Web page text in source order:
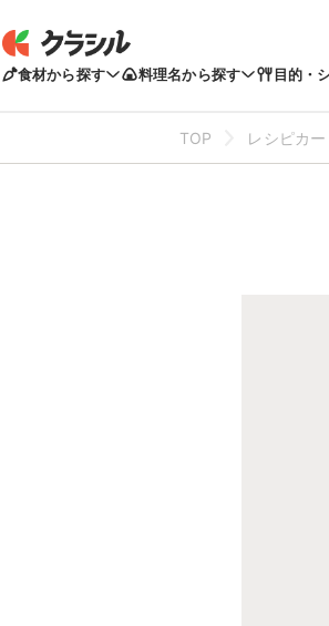
食材から探す 料理名から探す 目的・
TOP レシピカー